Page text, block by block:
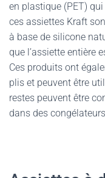
en plastique (PET)
ces assiettes Kraft
à base de silicone
que l’assiette entière
Ces produits ont
plis et peuvent être
restes peuvent être
dans des